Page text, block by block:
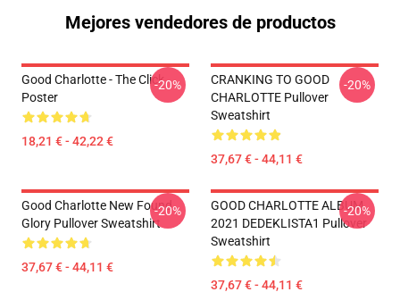
Mejores vendedores de productos
Good Charlotte - The Click
Poster
18,21 € - 42,22 €
-20%
CRANKING TO GOOD
CHARLOTTE Pullover
Sweatshirt
37,67 € - 44,11 €
-20%
Good Charlotte New Found
Glory Pullover Sweatshirt
37,67 € - 44,11 €
-20%
GOOD CHARLOTTE ALBUM
2021 DEDEKLISTA1 Pullover
Sweatshirt
37,67 € - 44,11 €
-20%